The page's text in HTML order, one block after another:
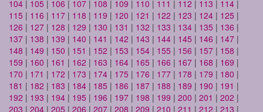
104 | 105 | 106 | 107 | 108 | 109 | 110 | 111 | 112 | 113 | 114 |
115 | 116 | 117 | 118 | 119 | 120 | 121 | 122 | 123 | 124 | 125 |
126 | 127 | 128 | 129 | 130 | 131 | 132 | 133 | 134 | 135 | 136 |
137 | 138 | 139 | 140 | 141 | 142 | 143 | 144 | 145 | 146 | 147 |
148 | 149 | 150 | 151 | 152 | 153 | 154 | 155 | 156 | 157 | 158 |
159 | 160 | 161 | 162 | 163 | 164 | 165 | 166 | 167 | 168 | 169 |
170 | 171 | 172 | 173 | 174 | 175 | 176 | 177 | 178 | 179 | 180 |
181 | 182 | 183 | 184 | 185 | 186 | 187 | 188 | 189 | 190 | 191 |
192 | 193 | 194 | 195 | 196 | 197 | 198 | 199 | 200 | 201 | 202 |
203 | 204 | 205 | 206 | 207 | 208 | 209 | 210 | 211 | 212 | 213 |